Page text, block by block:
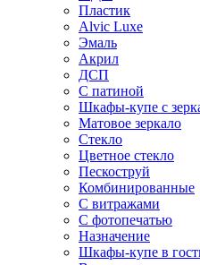
Пластик
Alvic Luxe
Эмаль
Акрил
ДСП
С патиной
Шкафы-купе с
Матовое зеркало
Стекло
Цветное стекло
Пескоструй
Комбинированные
С витражами
С фотопечатью
Назначение
Шкафы-купе в